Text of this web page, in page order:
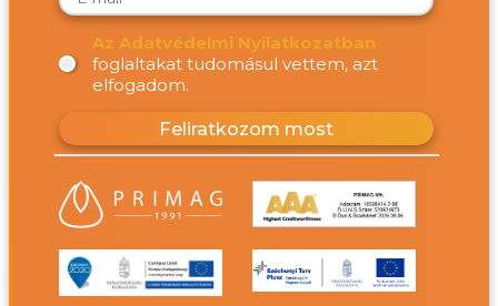
Az Adatvédelmi Nyilatkozatban
foglaltakat tudomásul vettem, azt
elfogadom.
Feliratkozom most